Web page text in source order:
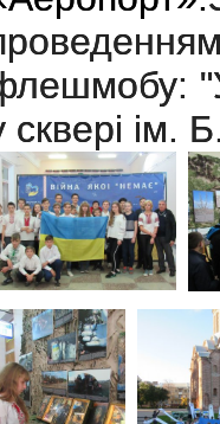
сквері ім.